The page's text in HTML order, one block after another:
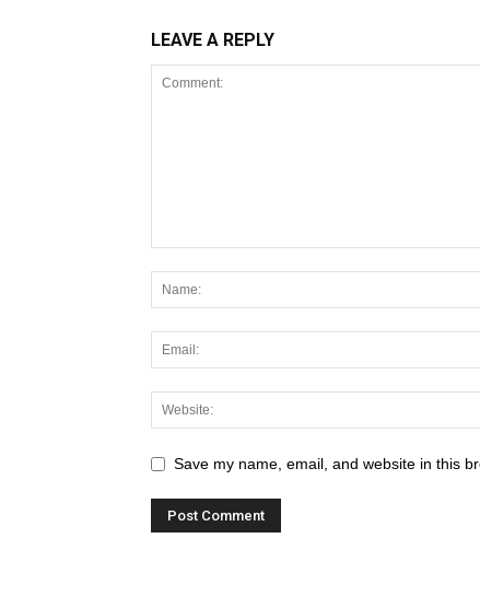
LEAVE A REPLY
Save my name, email, and website in this